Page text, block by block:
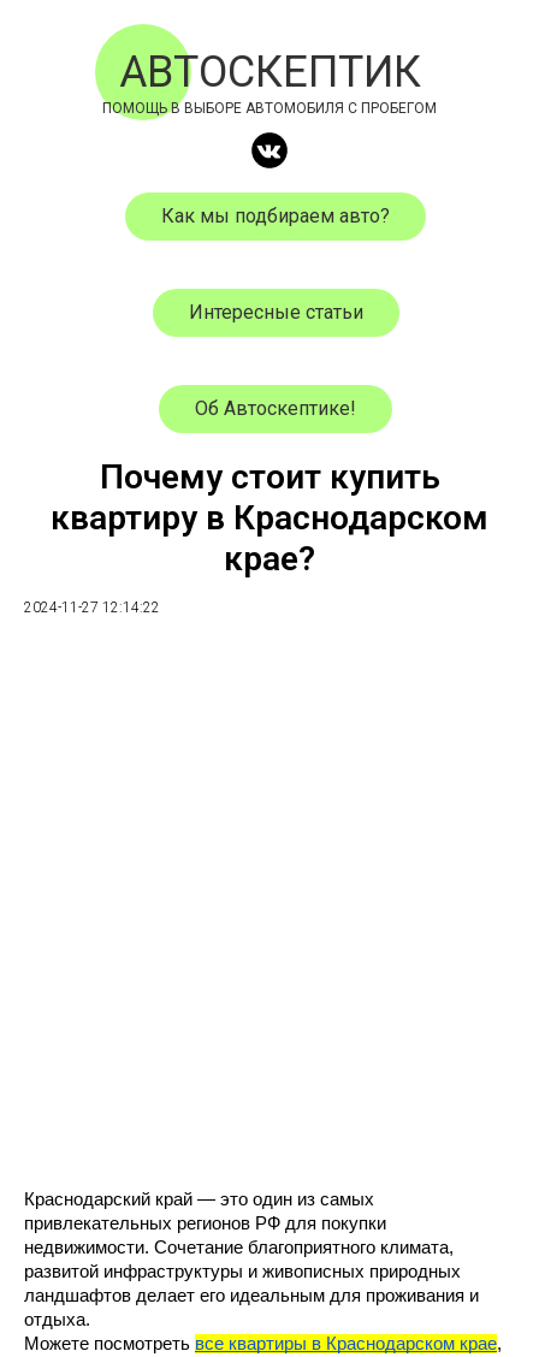
АВТОСКЕПТИК
ПОМОЩЬ В ВЫБОРЕ АВТОМОБИЛЯ С ПРОБЕГОМ
Как мы подбираем авто?
Интересные статьи
Об Автоскептике!
Почему стоит купить
квартиру в Краснодарском
крае?
2024-11-27 12:14:22
Краснодарский край — это один из самых
привлекательных регионов РФ для покупки
недвижимости. Сочетание благоприятного климата,
развитой инфраструктуры и живописных природных
ландшафтов делает его идеальным для проживания и
отдыха.
Можете посмотреть все квартиры в Краснодарском крае,